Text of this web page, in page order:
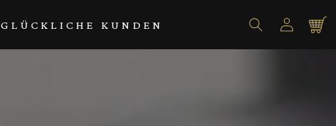
GLÜCKLICHE KUNDEN Einloggen